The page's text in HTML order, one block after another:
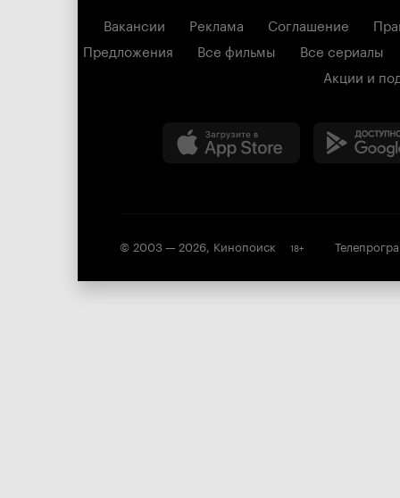
Вакансии Реклама Соглашение
Предложения
Все фильмы
Все сериалы
Акции и
© 2003 — 2026, Кинопоиск 18+